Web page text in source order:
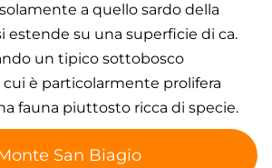
a quello sardo della
estende su una superficie di ca.
un tipico sottobosco
è particolarmente prolifera
fauna piuttosto ricca di specie.
San Biagio